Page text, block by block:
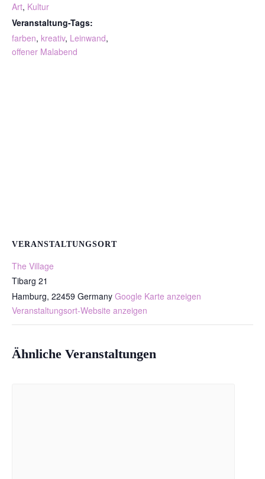
Art, Kultur
Veranstaltung-Tags:
farben, kreativ, Leinwand,
offener Malabend
VERANSTALTUNGSORT
The Village
Tibarg 21
Hamburg, 22459 Germany Google Karte anzeigen
Veranstaltungsort-Website anzeigen
Ähnliche Veranstaltungen